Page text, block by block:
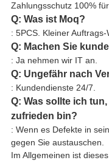
Zahlungsschutz 100%
Q: Was ist Moq?
: 5PCS. Kleiner
Q: Machen Sie
: Ja nehmen wir IT an.
Q: Ungefähr nach
: Kundendienste 24/7.
Q: Was sollte ich
zufrieden bin?
: Wenn es Defekte in
gegen Sie austauschen.
Im Allgemeinen ist